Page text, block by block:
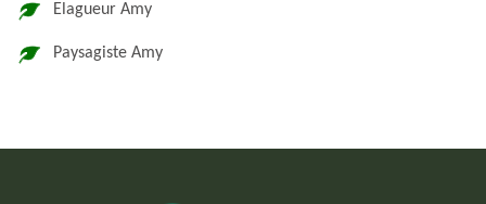
Elagueur Amy
Paysagiste Amy